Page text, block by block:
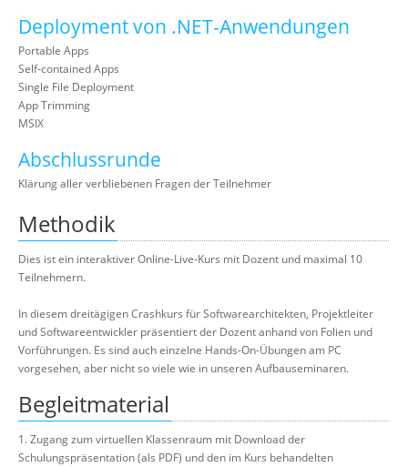
Deployment von .NET-Anwendungen
Portable Apps
Self-contained Apps
Single File Deployment
App Trimming
MSIX
Abschlussrunde
Klärung aller verbliebenen Fragen der Teilnehmer
Methodik
Dies ist ein interaktiver Online-Live-Kurs mit Dozent und maximal 10
Teilnehmern.
In diesem dreitägigen Crashkurs für Softwarearchitekten, Projektleiter
und Softwareentwickler präsentiert der Dozent anhand von Folien und
Vorführungen. Es sind auch einzelne Hands-On-Übungen am PC
vorgesehen, aber nicht so viele wie in unseren Aufbauseminaren.
Begleitmaterial
1. Zugang zum virtuellen Klassenraum mit Download der
Schulungspräsentation (als PDF) und den im Kurs behandelten